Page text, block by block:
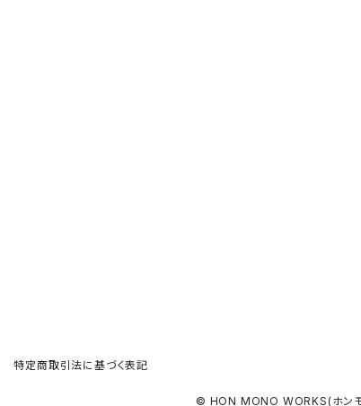
特定商取引法に基づく表記
© HON MONO WORKS(ホンモ